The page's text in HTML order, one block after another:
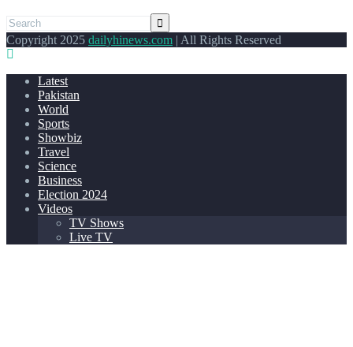
Copyright 2025 dailyhinews.com | All Rights Reserved
Latest
Pakistan
World
Sports
Showbiz
Travel
Science
Business
Election 2024
Videos
TV Shows
Live TV